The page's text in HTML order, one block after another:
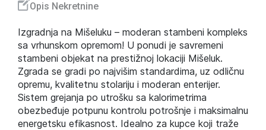
Opis Nekretnine
Izgradnja na Mišeluku – moderan stambeni kompleks
sa vrhunskom opremom! U ponudi je savremeni
stambeni objekat na prestižnoj lokaciji Mišeluk.
Zgrada se gradi po najvišim standardima, uz odličnu
opremu, kvalitetnu stolariju i moderan enterijer.
Sistem grejanja po utrošku sa kalorimetrima
obezbeđuje potpunu kontrolu potrošnje i maksimalnu
energetsku efikasnost. Idealno za kupce koji traže